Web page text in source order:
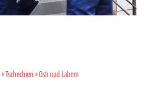
»Tschechien» Osti nad Labem